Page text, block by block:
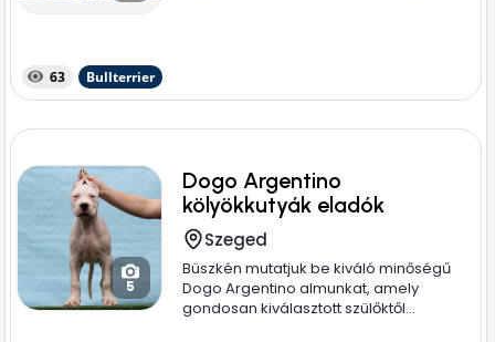
63 Bullterrier
5
Dogo Argentino
kölyökkutyák eladók
Szeged
Büszkén mutatjuk be kiváló minőségű
Dogo Argentino almunkat, amely
gondosan kiválasztott szülőktől...